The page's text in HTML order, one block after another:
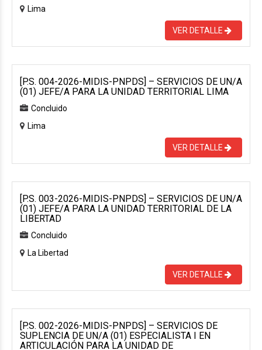
Lima
VER DETALLE
[P.S. 004-2026-MIDIS-PNPDS] – SERVICIOS DE UN/A
(01) JEFE/A PARA LA UNIDAD TERRITORIAL LIMA
Concluido
Lima
VER DETALLE
[P.S. 003-2026-MIDIS-PNPDS] – SERVICIOS DE UN/A
(01) JEFE/A PARA LA UNIDAD TERRITORIAL DE LA
LIBERTAD
Concluido
La Libertad
VER DETALLE
[P.S. 002-2026-MIDIS-PNPDS] – SERVICIOS DE
SUPLENCIA DE UN/A (01) ESPECIALISTA I EN
ARTICULACIÓN PARA LA UNIDAD DE